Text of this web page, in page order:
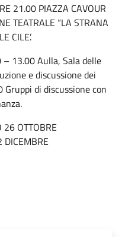
21.00 PIAZZA CAVOUR
TEATRALE “LA STRANA
CILE’.
– 13.00 Aulla, Sala delle
e discussione dei
di discussione con
OTTOBRE